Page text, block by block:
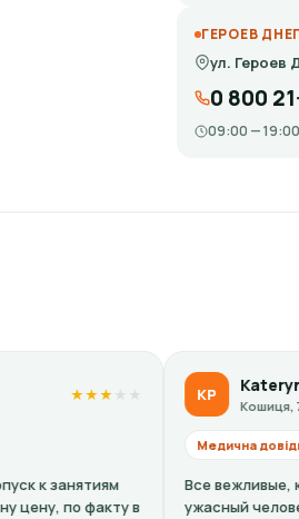
ГЕРОЕВ
ул. Героев
0 800
09:00 —
Kateryna Polishchuk
Кошиця, 7-А · Google
Все вежливые, кроме окулиста -
ужасный человек, ужасный врач.